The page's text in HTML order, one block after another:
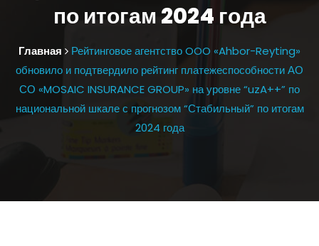
по итогам 2024 года
Главная
Рейтинговое агентство OOO «Ahbor-Reyting»
обновило и подтвердило рейтинг платежеспособности АО
СО «MOSAIC INSURANCE GROUP» на уровне “uzA++” по
национальной шкале с прогнозом “Стабильный” по итогам
2024 года